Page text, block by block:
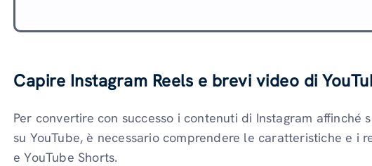
Capire Instagram Reels e brevi video di
Per convertire con successo i contenuti di Instagram
su YouTube, è necessario comprendere le caratteristiche e i
e YouTube Shorts.